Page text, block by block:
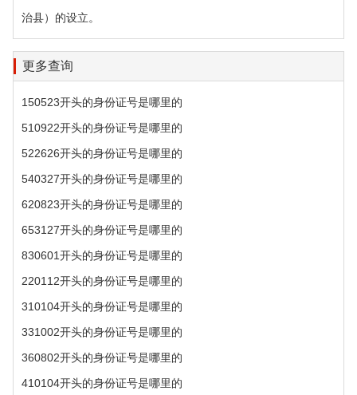
治县）的设立。
更多查询
150523开头的身份证号是哪里的
510922开头的身份证号是哪里的
522626开头的身份证号是哪里的
540327开头的身份证号是哪里的
620823开头的身份证号是哪里的
653127开头的身份证号是哪里的
830601开头的身份证号是哪里的
220112开头的身份证号是哪里的
310104开头的身份证号是哪里的
331002开头的身份证号是哪里的
360802开头的身份证号是哪里的
410104开头的身份证号是哪里的